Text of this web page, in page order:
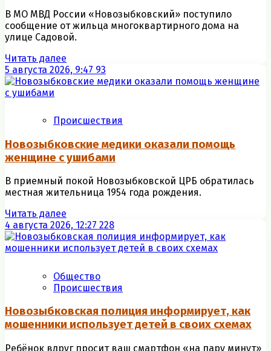
В МО МВД России «Новозыбковский» поступило
сообщение от жильца многоквартирного дома на
улице Садовой.
Читать далее
5 августа 2026, 9:47 93
Происшествия
Новозыбковские медики оказали помощь
женщине с ушибами
В приемный покой Новозыбковской ЦРБ обратилась
местная жительница 1954 года рождения.
Читать далее
4 августа 2026, 12:27 228
Общество
Происшествия
Новозыбковская полиция информирует, как
мошенники использует детей в своих схемах
Ребёнок вдруг просит ваш смартфон «на пару минут»